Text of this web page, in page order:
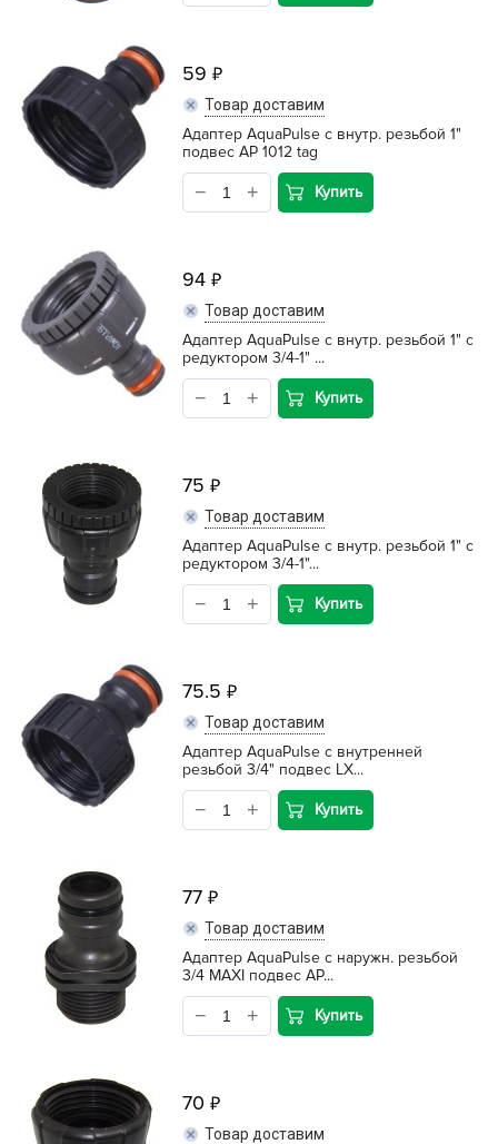
59
Товар доставим
Адаптер AquaPulse с внутр. резьбой 1"
подвес АР 1012 tag
Купить
94
Товар доставим
Адаптер AquaPulse с внутр. резьбой 1" с
редуктором 3/4-1" ...
Купить
75
Товар доставим
Адаптер AquaPulse с внутр. резьбой 1" с
редуктором 3/4-1"...
Купить
75.5
Товар доставим
Адаптер AquaPulse с внутренней
резьбой 3/4" подвес LX...
Купить
77
Товар доставим
Адаптер AquaPulse с наружн. резьбой
3/4 МАХI подвес АР...
Купить
70
Товар доставим